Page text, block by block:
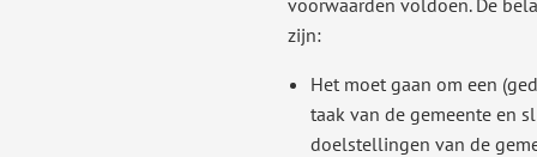
zijn:
Het moet gaan om een
taak van de gemeente en
doelstellingen van de